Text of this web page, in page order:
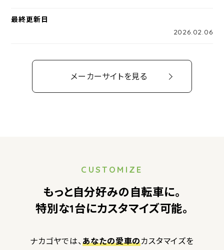
最終更新日
2026.02.06
メーカーサイトを見る
CUSTOMIZE
もっと自分好みの自転車に。
特別な1台にカスタマイズ可能。
ナカゴヤでは、 あなたの愛車のカスタマイズを